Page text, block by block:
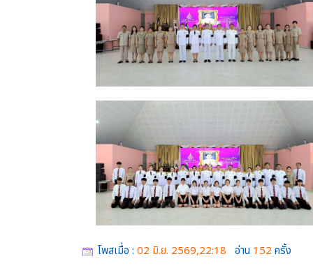
โพสเมื่อ : 02 มิ.ย. 2569,22:18 อ่าน 152 ครั้ง